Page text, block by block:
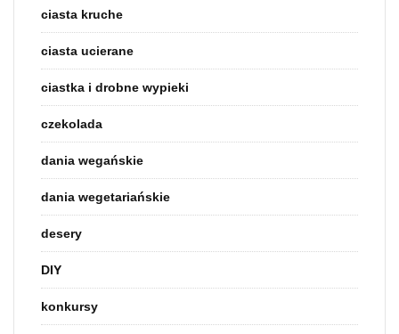
ciasta kruche
ciasta ucierane
ciastka i drobne wypieki
czekolada
dania wegańskie
dania wegetariańskie
desery
DIY
konkursy